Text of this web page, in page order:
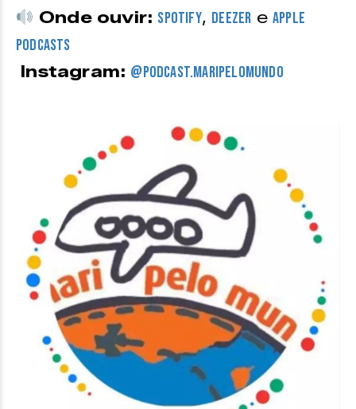
Onde ouvir: Spotify, Deezer eApple
Podcasts
Instagram: @podcast.maripelomundo